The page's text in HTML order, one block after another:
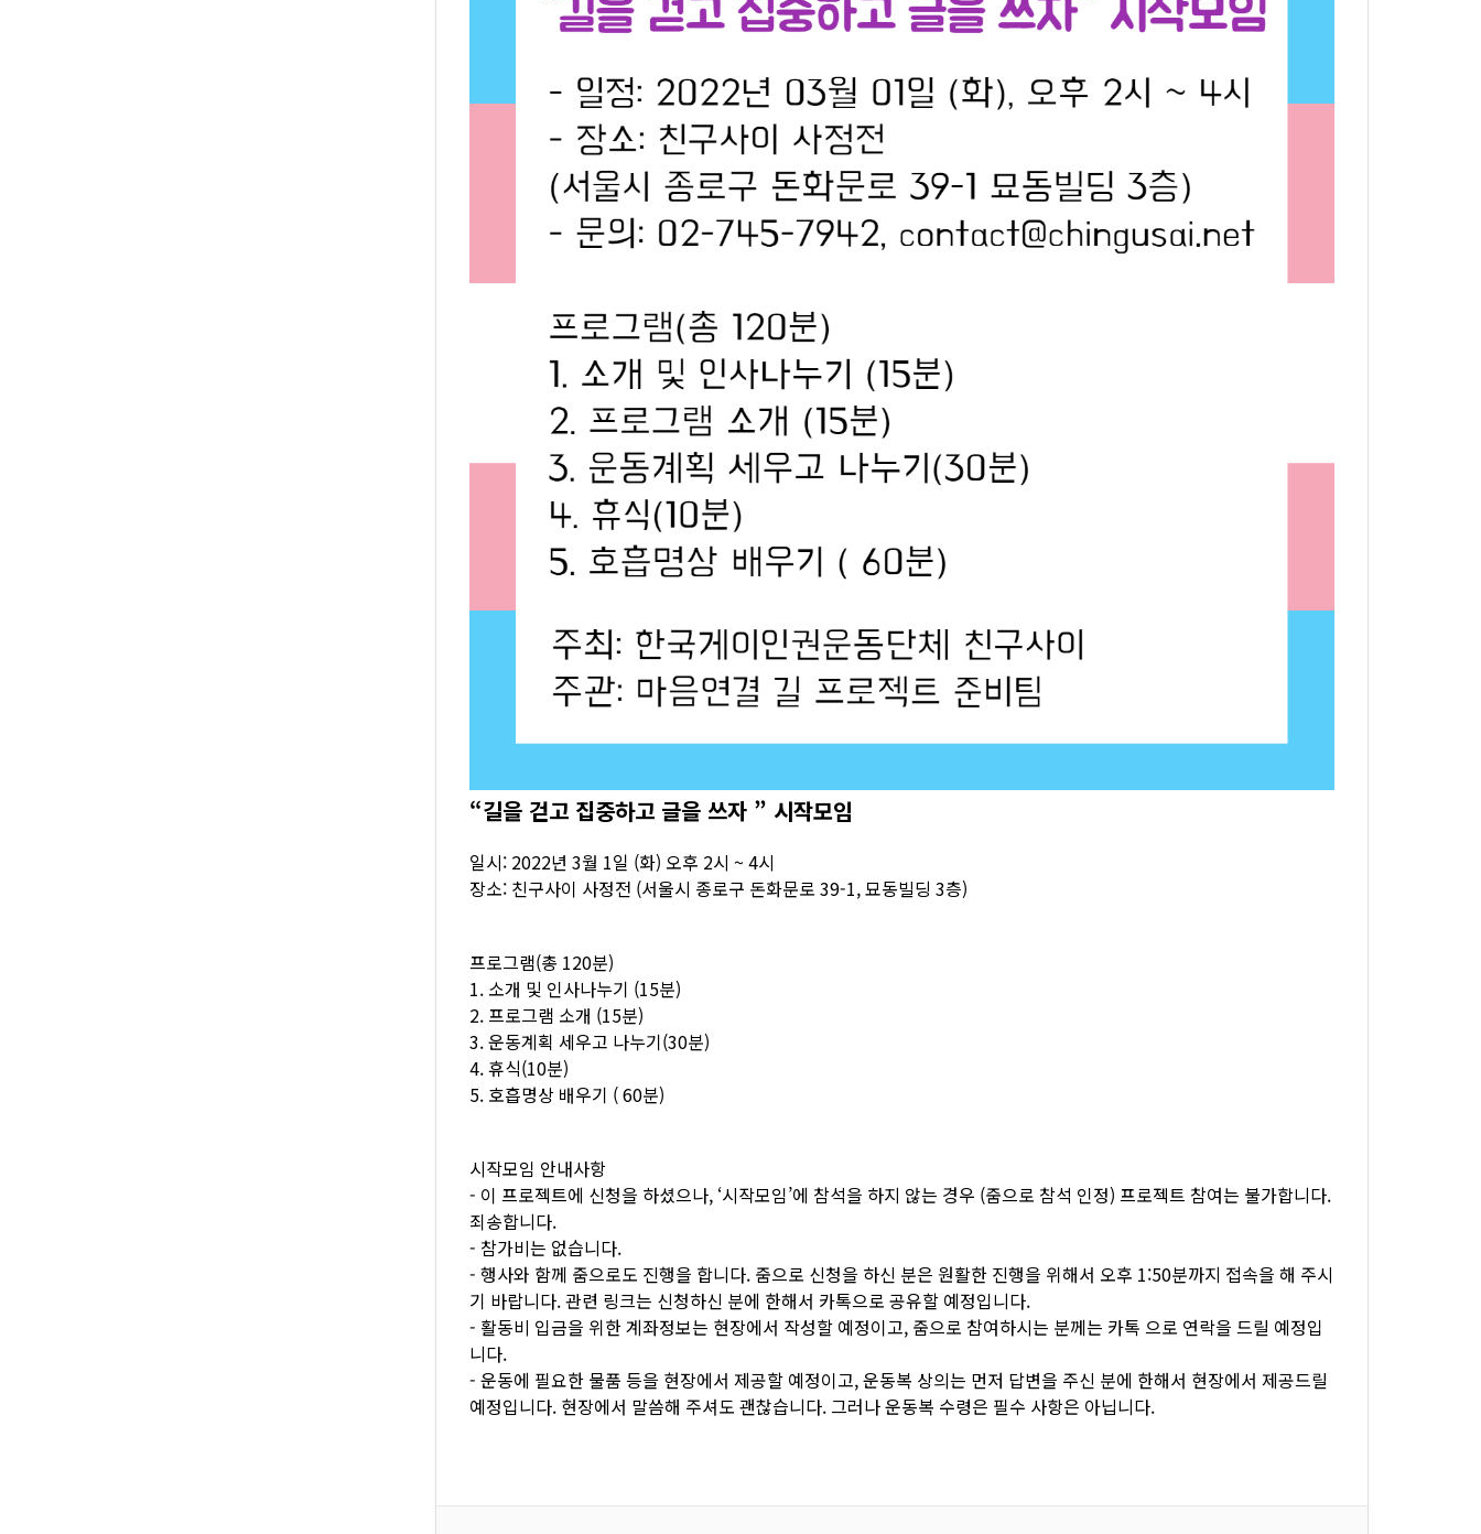
“길을 걷고 집중하고 글을 쓰자 ” 시작모임
일시: 2022년 3월 1일 (화) 오후 2시 ~ 4시
장소: 친구사이 사정전 (서울시 종로구 돈화문로 39-1, 묘동빌딩 3층)
프로그램(총 120분)
1. 소개 및 인사나누기 (15분)
2. 프로그램 소개 (15분)
3. 운동계획 세우고 나누기(30분)
4. 휴식(10분)
5. 호흡명상 배우기 ( 60분)
시작모임 안내사항
- 이 프로젝트에 신청을 하셨으나, ‘시작모임’에 참석을 하지 않는 경우 (줌으로 참석 인정) 프로젝트 참여는 불가합니다.
죄송합니다.
- 참가비는 없습니다.
- 행사와 함께 줌으로도 진행을 합니다. 줌으로 신청을 하신 분은 원활한 진행을 위해서 오후 1:50분까지 접속을 해 주시
기 바랍니다. 관련 링크는 신청하신 분에 한해서 카톡으로 공유할 예정입니다.
- 활동비 입금을 위한 계좌정보는 현장에서 작성할 예정이고, 줌으로 참여하시는 분께는 카톡 으로 연락을 드릴 예정입
니다.
- 운동에 필요한 물품 등을 현장에서 제공할 예정이고, 운동복 상의는 먼저 답변을 주신 분에 한해서 현장에서 제공드릴
예정입니다. 현장에서 말씀해 주셔도 괜찮습니다. 그러나 운동복 수령은 필수 사항은 아닙니다.